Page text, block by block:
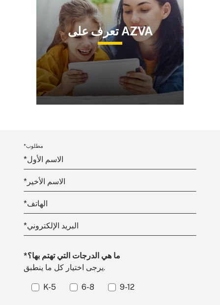
تعرف على AZVA
*مطلوب
*الاسم الأول
*الاسم الأخير
*الهاتف
*البريد الإلكتروني
*ما هي الدرجات التي تهتم بها؟
يرجى اختيار كل ما ينطبق.
K-5 6-8 9-12